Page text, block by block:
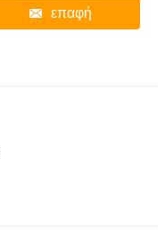
επαφή